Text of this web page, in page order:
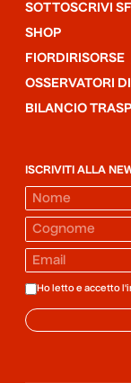
SOTTOSCRIVI SF
SHOP
FIORDIRISORSE
OSSERVATORI
BILANCIO
ISCRIVITI ALLA
Ho letto e accetto